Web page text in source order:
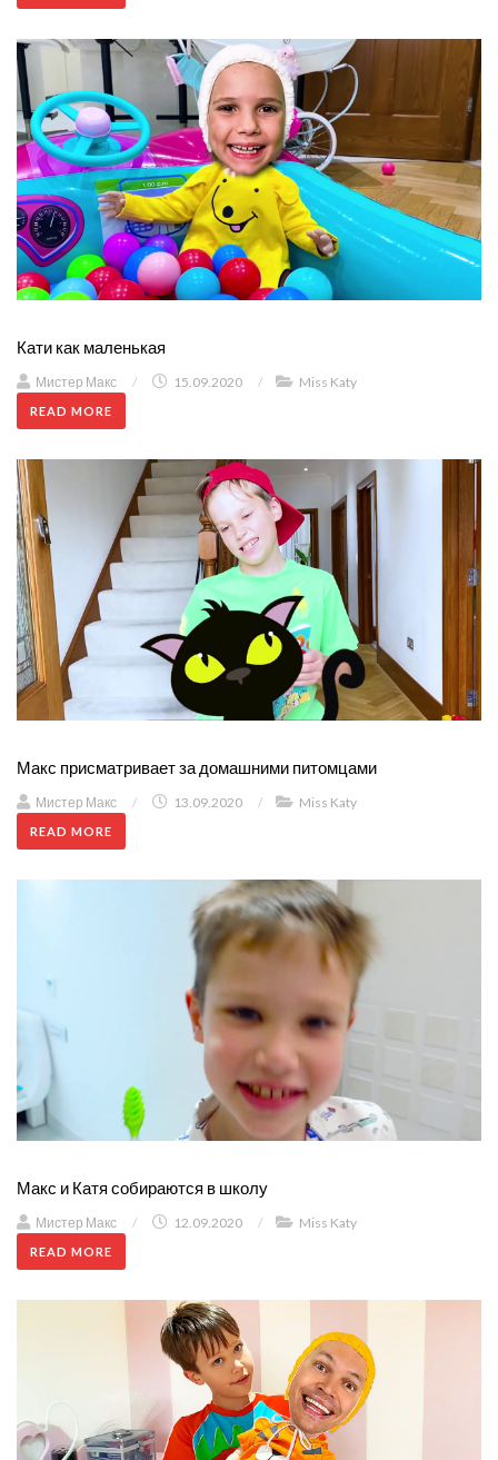
Кати как маленькая
Мистер Макс / 15.09.2020 / Miss Katy
READ MORE
Макс присматривает за домашними питомцами
Мистер Макс / 13.09.2020 / Miss Katy
READ MORE
Макс и Катя собираются в школу
Мистер Макс / 12.09.2020 / Miss Katy
READ MORE